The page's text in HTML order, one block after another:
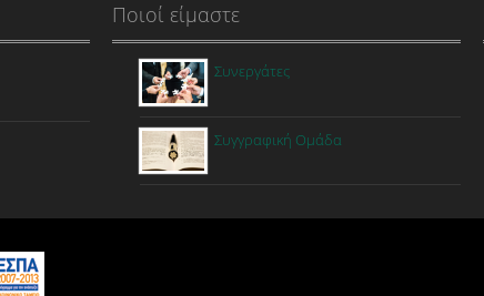
Ποιοί είμαστε
Συνεργάτες
Συγγραφική Ομάδα